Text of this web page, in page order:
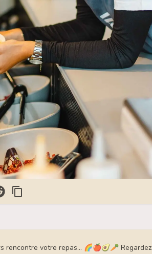
rencontre votre repas... 🌈🍎🥑🥕 Regardez